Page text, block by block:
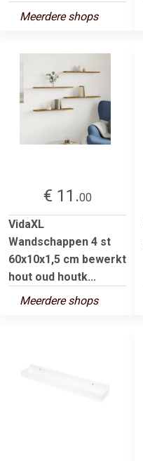
Meerdere shops
€ 11.00
VidaXL
Wandschappen 4 st
60x10x1,5 cm bewerkt
hout oud houtk...
Meerdere shops